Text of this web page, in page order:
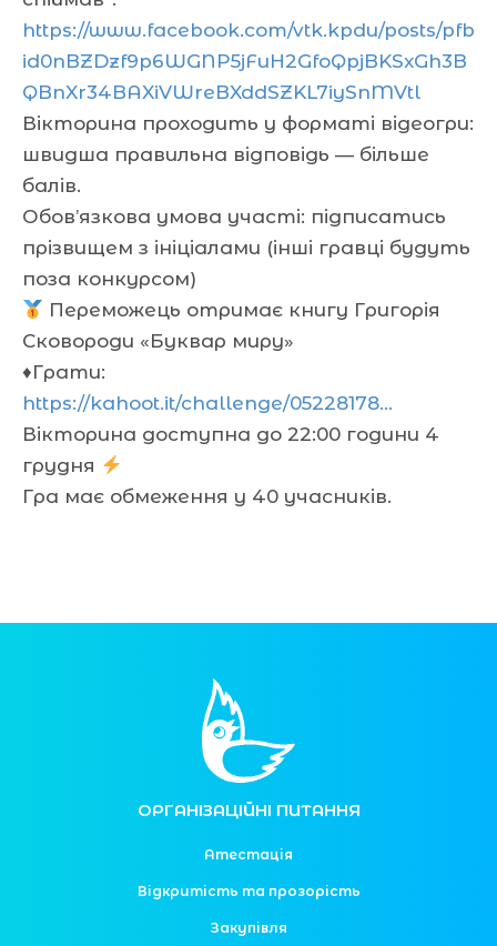
https://www.facebook.com/vtk.kpdu/posts/pfb
id0nBZDzf9p6WGNP5jFuH2GfoQpjBKSxGh3B
QBnXr34BAXiVWreBXddSZKL7iySnMVtl
Вікторина проходить у форматі відеогри:
швидша правильна відповідь — більше
балів.
Обов’язкова умова участі: підписатись
прізвищем з ініціалами (інші гравці будуть
поза конкурсом)
Переможець отримає книгу Григорія
Сковороди «Буквар миру»
♦️Грати:
https://kahoot.it/challenge/05228178…
Вікторина доступна до 22:00 години 4
грудня
Гра має обмеження у 40 учасників.
ОРГАНІЗАЦІЙНІ ПИТАННЯ
Атестація
Відкритість та прозорість
Закупівля